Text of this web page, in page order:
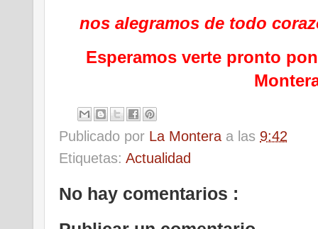
nos alegramos de todo
Esperamos verte pronto
Publicado por La Montera a las 9:42
Etiquetas: Actualidad
No hay comentarios :